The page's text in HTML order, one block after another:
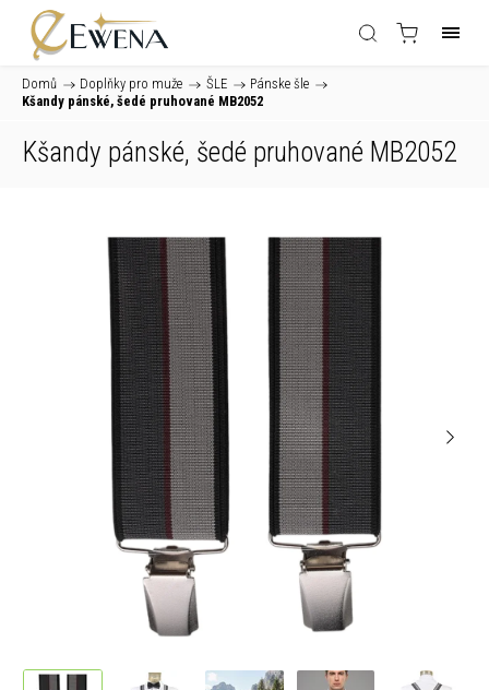
Domů / Doplňky pro muže / ŠLE / Pánske šle /
Kšandy pánské, šedé pruhované MB2052
Kšandy pánské, šedé pruhované MB2052